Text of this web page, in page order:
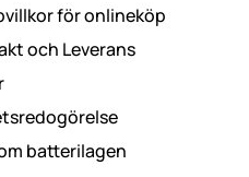
för onlineköp
och Leverans
batterilagen